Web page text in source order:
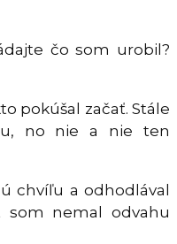
čo som urobil?
pokúšal začať. Stále
no nie a nie ten
chvíľu a odhodlával
som nemal odvahu